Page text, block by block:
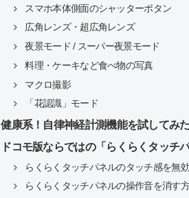
スマホ本体側面のシャッターボタン
広角レンズ・超広角レンズ
夜景モード / スーパー夜景モード
料理・ケーキなど食べ物の写真
マクロ撮影
「花認識」モード
健康系！自律神経計測機能を試してみた
ドコモ版ならではの「らくらくタッチパ
らくらくタッチパネルのタッチ感を無
らくらくタッチパネルの操作音を消す